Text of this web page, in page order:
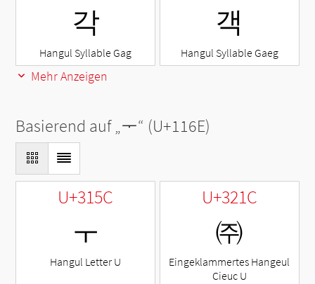
각
Hangul Syllable Gag
객
Hangul Syllable Gaeg
Mehr Anzeigen
Basierend auf „ᅮ“ (U+116E)
U+315C
ㅜ
Hangul Letter U
U+321C
㈜
Eingeklammertes Hangeul
Cieuc U